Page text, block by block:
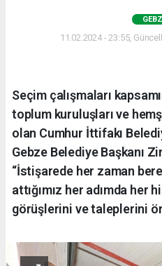
11.02.2024 - 23:55,
Seçim çalışmaları
toplum kuruluşları ve
olan Cumhur İttifakı
Gebze Belediye Başkanı
“İstişarede her zaman
attığımız her adımda her
görüşlerini ve taleplerini